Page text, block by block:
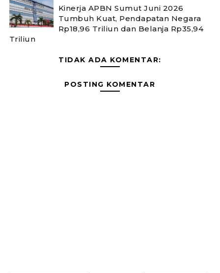
Kinerja APBN Sumut Juni 2026
Tumbuh Kuat, Pendapatan Negara
Rp18,96 Triliun dan Belanja Rp35,94
Triliun
TIDAK ADA KOMENTAR:
POSTING KOMENTAR